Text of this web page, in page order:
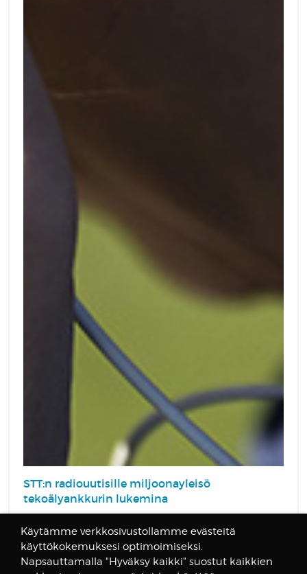
STT:n radiouutisille miljoonayleisö
tekoälyankkurin lukemina
5.4. alkaen monilla maan suosituimmilla
radiokanavilla. STT:n toimittajien tekemät ja
tekoälyäänen lukemat radiouutislähetykset alkavat
Käytämme verkkosivustollamme evästeitä
käyttökokemuksesi optimoimiseksi.
Napsauttamalla "Hyväksy kaikki" suostut kaikkien